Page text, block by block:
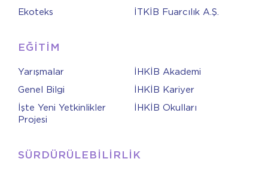
Ekoteks İTKİB Fuarcılık A.Ş.
EĞİTİM
Yarışmalar
İHKİB Akademi
Genel Bilgi
İHKİB Kariyer
İşte Yeni Yetkinlikler
Projesi
İHKİB Okulları
SÜRDÜRÜLEBİLİRLİK